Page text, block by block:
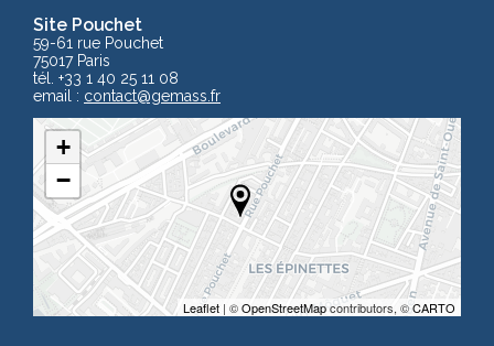
Site Pouchet
59-61 rue Pouchet
75017 Paris
tél. +33 1 40 25 11 08
email : contact@gemass.fr
+
−
Leaflet | ©OpenStreetMapcontributors, ©CARTO